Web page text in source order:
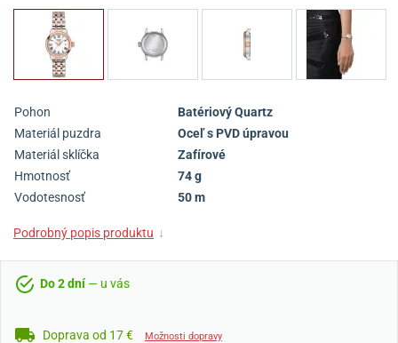
Pohon
Batériový Quartz
Materiál puzdra
Oceľ s PVD úpravou
Materiál sklíčka
Zafírové
Hmotnosť
74 g
Vodotesnosť
50 m
Podrobný popis produktu ↓
Do 2 dní— u vás
Doprava od 17 € Možnosti dopravy